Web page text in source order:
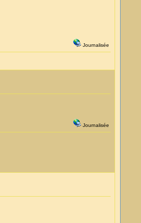
Journalisée
Journalisée